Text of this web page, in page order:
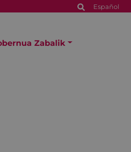
Español
Zabalik